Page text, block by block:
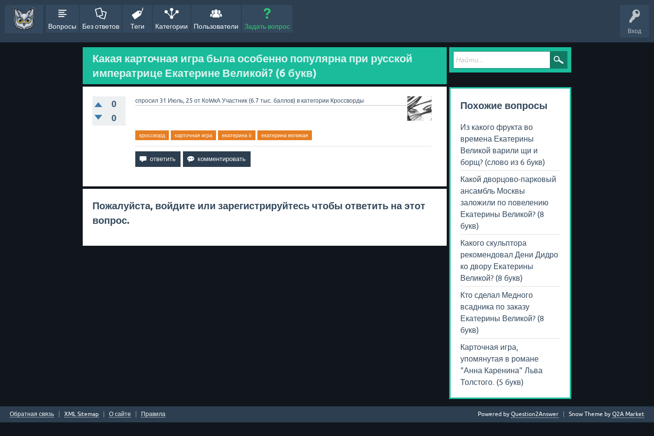
Вход
Вопросы Без ответов Теги Категории Пользователи Задать вопрос
Какая карточная игра была особенно популярна при русской
императрице Екатерине Великой? (6 букв)
0
0
спросил 31 Июль, 25 от КоWкА Участник (6.7 тыс. баллов) в категории Кроссворды
кроссворд карточная игра екатерина ii екатерина великая
Пожалуйста, войдите или зарегистрируйтесь чтобы ответить на этот
вопрос.
Похожие вопросы
Из какого фрукта во
времена Екатерины
Великой варили щи и
борщ? (слово из 6 букв)
Какой дворцово-парковый
ансамбль Москвы
заложили по повелению
Екатерины Великой? (8
букв)
Какого скульптора
рекомендовал Дени Дидро
ко двору Екатерины
Великой? (8 букв)
Кто сделал Медного
всадника по заказу
Екатерины Великой? (8
букв)
Карточная игра,
упомянутая в романе
"Анна Каренина" Льва
Толстого. (5 букв)
Обратная связь XML Sitemap О сайте Правила Snow Theme by Q2A Market
Powered by Question2Answer